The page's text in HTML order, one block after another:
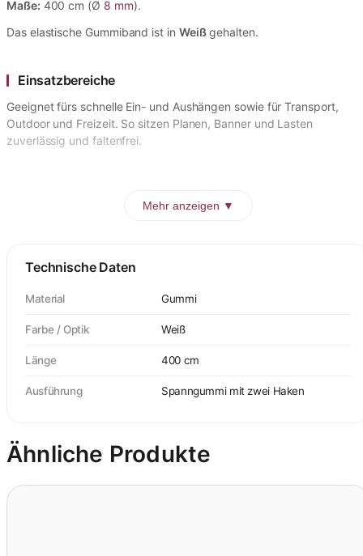
Maße: 400 cm (Ø 8 mm).
Das elastische Gummiband ist in Weißgehalten.
Einsatzbereiche
Geeignet fürs schnelle Ein- und Aushängen sowie für Transport,
Outdoor und Freizeit. So sitzen Planen, Banner und Lasten
zuverlässig und faltenfrei.
Mehr anzeigen ▼
Technische Daten
Material Gummi
Farbe / Optik Weiß
Länge 400 cm
Ausführung Spanngummi mit zwei Haken
Ähnliche Produkte